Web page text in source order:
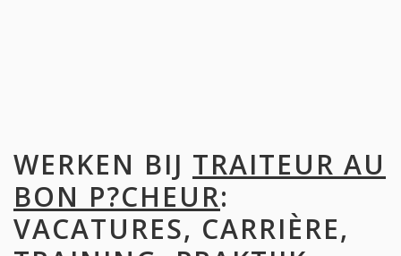
WERKEN BIJ TRAITEUR AU
BON P?CHEUR:
VACATURES, CARRIÈRE,